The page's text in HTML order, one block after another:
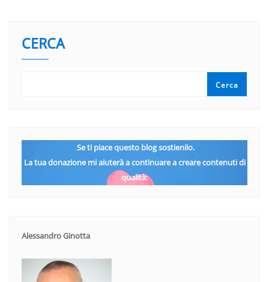
CERCA
Cerca
Se ti piace questo blog sostienilo.
La tua donazione mi aiuterà a continuare a creare contenuti di
qualità:
Alessandro Ginotta